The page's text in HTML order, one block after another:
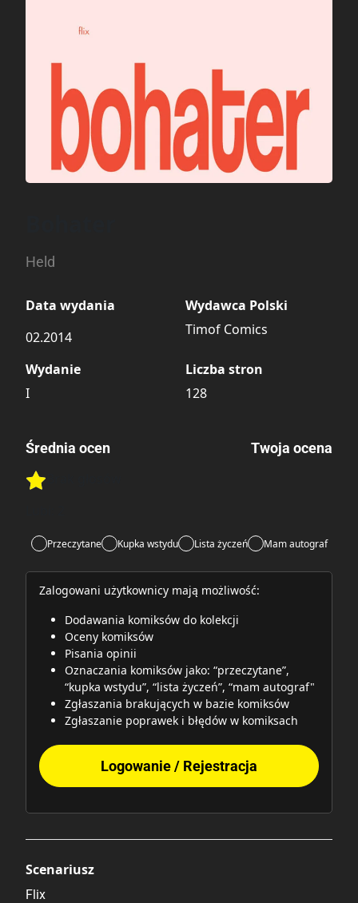
Held
Data wydania
02.2014
Wydawca Polski
Timof Comics
Wydanie
I
Liczba stron
128
Średnia ocen
Rate this item:
Twoja ocena
Przeczytane Kupka wstydu Lista życzeń Mam autograf
Zalogowani użytkownicy mają możliwość:
Dodawania komiksów do kolekcji
Oceny komiksów
Pisania opinii
Oznaczania komiksów jako: “przeczytane”,
“kupka wstydu”, “lista życzeń”, “mam autograf"
Zgłaszania brakujących w bazie komiksów
Zgłaszanie poprawek i błędów w komiksach
Logowanie / Rejestracja
Scenariusz
Flix